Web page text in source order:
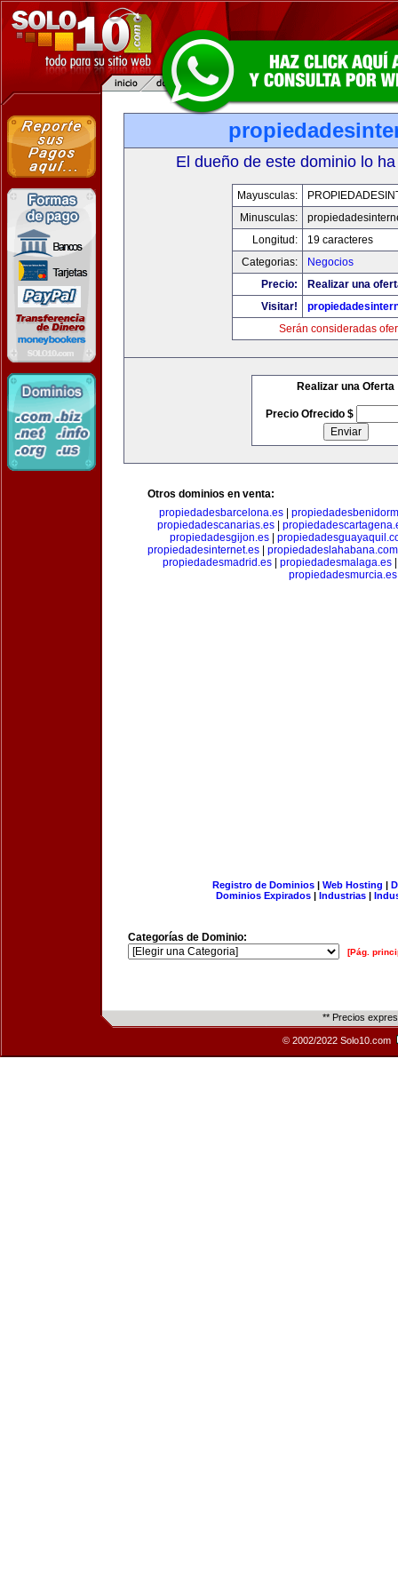
El dueño de este dominio lo
Mayusculas:
Minusculas:
Longitud:
19 caracteres
Categorias:
Negocios
Precio:
Realizar una
Visitar!
Serán consideradas
Realizar una Oferta
Precio Ofrecido $
Otros dominios en venta:
propiedadesbarcelona.es
propiedadescanarias.es|
propiedadesgijon.es
propiedadesinternet.es
propiedadeslahabana.com
propiedadesmadrid.es
propiedadesmalaga.es
propiedadesmurcia.es
Registro de Dominios| Web Hosting |
Dominios Expirados | Industrias |
Categorías de Dominio:
[Pág.
** Precios
© 2002/2022 Solo10.com